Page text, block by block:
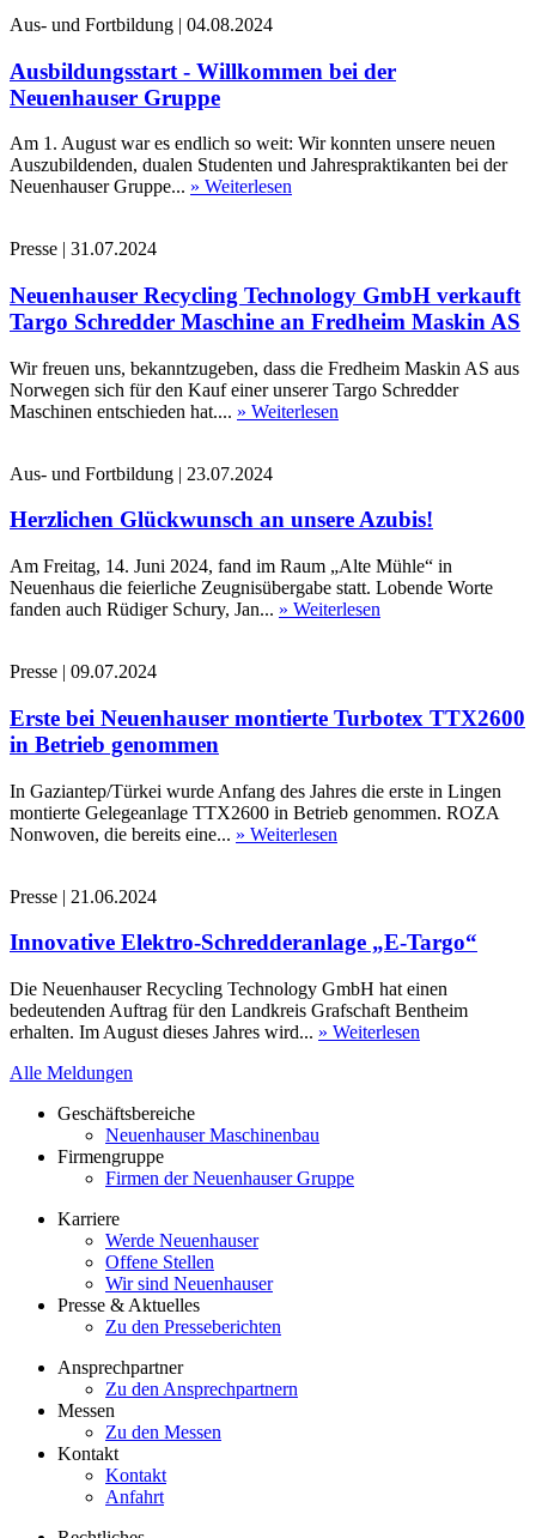
Aus- und Fortbildung | 04.08.2024
Ausbildungsstart - Willkommen bei der
Neuenhauser Gruppe
Am 1. August war es endlich so weit: Wir konnten unsere neuen
Auszubildenden, dualen Studenten und Jahrespraktikanten bei der
Neuenhauser Gruppe... » Weiterlesen
Presse | 31.07.2024
Neuenhauser Recycling Technology GmbH verkauft
Targo Schredder Maschine an Fredheim Maskin AS
Wir freuen uns, bekanntzugeben, dass die Fredheim Maskin AS aus
Norwegen sich für den Kauf einer unserer Targo Schredder
Maschinen entschieden hat.... » Weiterlesen
Aus- und Fortbildung | 23.07.2024
Herzlichen Glückwunsch an unsere Azubis!
Am Freitag, 14. Juni 2024, fand im Raum „Alte Mühle“ in
Neuenhaus die feierliche Zeugnisübergabe statt. Lobende Worte
fanden auch Rüdiger Schury, Jan... » Weiterlesen
Presse | 09.07.2024
Erste bei Neuenhauser montierte Turbotex TTX2600
in Betrieb genommen
In Gaziantep/Türkei wurde Anfang des Jahres die erste in Lingen
montierte Gelegeanlage TTX2600 in Betrieb genommen. ROZA
Nonwoven, die bereits eine... » Weiterlesen
Presse | 21.06.2024
Innovative Elektro-Schredderanlage „E-Targo“
Die Neuenhauser Recycling Technology GmbH hat einen
bedeutenden Auftrag für den Landkreis Grafschaft Bentheim
erhalten. Im August dieses Jahres wird... » Weiterlesen
Alle Meldungen
Geschäftsbereiche
Neuenhauser Maschinenbau
Firmengruppe
Firmen der Neuenhauser Gruppe
Karriere
Werde Neuenhauser
Offene Stellen
Wir sind Neuenhauser
Presse & Aktuelles
Zu den Presseberichten
Ansprechpartner
Zu den Ansprechpartnern
Messen
Zu den Messen
Kontakt
Kontakt
Anfahrt